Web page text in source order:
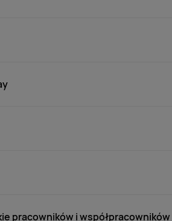
pracowników i współpracowników